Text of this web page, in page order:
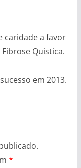
caridade a favor
Quistica.
em 2013.
*